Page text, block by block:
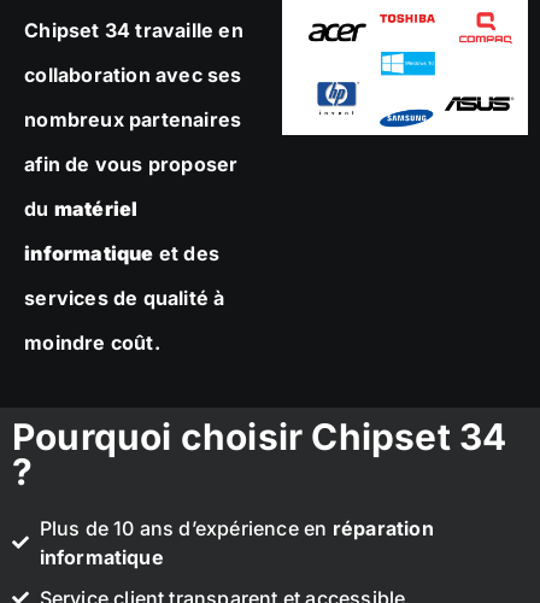
Chipset 34 travaille en
collaboration avec ses
nombreux partenaires
afin de vous proposer
du matériel
informatique et des
services de qualité à
moindre coût.
Pourquoi choisir Chipset 34
?
Plus de 10 ans d’expérience en réparation
informatique
Service client transparent et accessible